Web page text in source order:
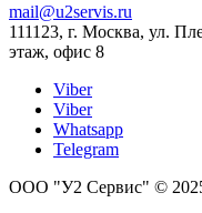
mail@u2servis.ru
111123, г. Москва, ул.
этаж, офис 8
Viber
Viber
Whatsapp
Telegram
ООО "У2 Сервис" ©